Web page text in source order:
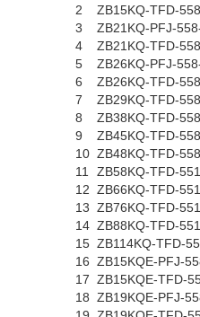
2
ZB15KQ-TFD-
3
ZB21KQ-PFJ-
4
ZB21KQ-TFD-
5
ZB26KQ-PFJ-
6
ZB26KQ-TFD-
7
ZB29KQ-TFD-
8
ZB38KQ-TFD-
9
ZB45KQ-TFD-
10 ZB48KQ-TFD-
11
ZB58KQ-TFD-
12 ZB66KQ-TFD-
13 ZB76KQ-TFD-
14 ZB88KQ-TFD-
15 ZB114KQ-TFD-
16 ZB15KQE-PFJ-
17 ZB15KQE-TFD-
18 ZB19KQE-PFJ-